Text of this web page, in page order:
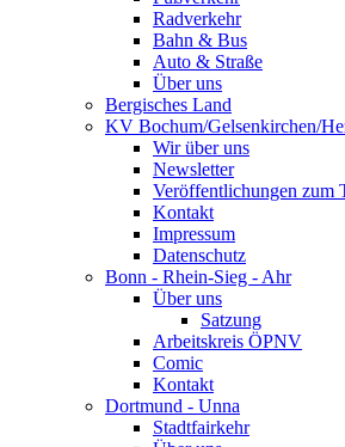
Radverkehr
Bahn & Bus
Auto & Straße
Über uns
Bergisches Land
KV Bochum/Gelsenkirchen/
Wir über uns
Newsletter
Veröffentlichungen zum
Kontakt
Impressum
Datenschutz
Bonn - Rhein-Sieg - Ahr
Über uns
Satzung
Arbeitskreis ÖPNV
Comic
Kontakt
Dortmund - Unna
Stadtfairkehr